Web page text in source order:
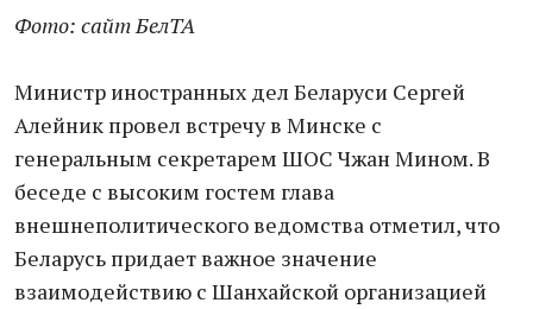
Фото: сайт БелТА
Министр иностранных дел Беларуси Сергей
Алейник провел встречу в Минске с
генеральным секретарем ШОС Чжан Мином. В
беседе с высоким гостем глава
внешнеполитического ведомства отметил, что
Беларусь придает важное значение
взаимодействию с Шанхайской организацией